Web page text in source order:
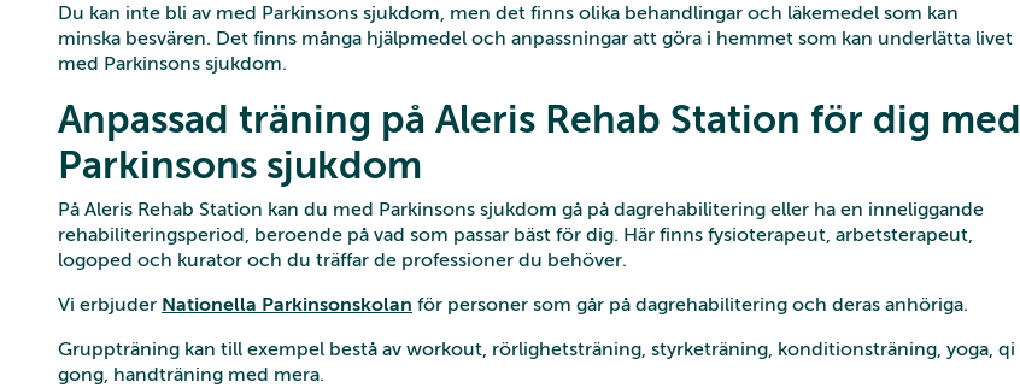
Du kan inte bli av med Parkinsons sjukdom, men det finns olika behandlingar och läkemedel som kan
minska besvären. Det finns många hjälpmedel och anpassningar att göra i hemmet som kan underlätta livet
med Parkinsons sjukdom.
Anpassad träning på Aleris Rehab Station för dig med
Parkinsons sjukdom
På Aleris Rehab Station kan du med Parkinsons sjukdom gå på dagrehabilitering eller ha en inneliggande
rehabiliteringsperiod, beroende på vad som passar bäst för dig. Här finns fysioterapeut, arbetsterapeut,
logoped och kurator och du träffar de professioner du behöver.
Vi erbjuder Nationella Parkinsonskolan för personer som går på dagrehabilitering och deras anhöriga.
Gruppträning kan till exempel bestå av workout, rörlighetsträning, styrketräning, konditionsträning, yoga, qi
gong, handträning med mera.